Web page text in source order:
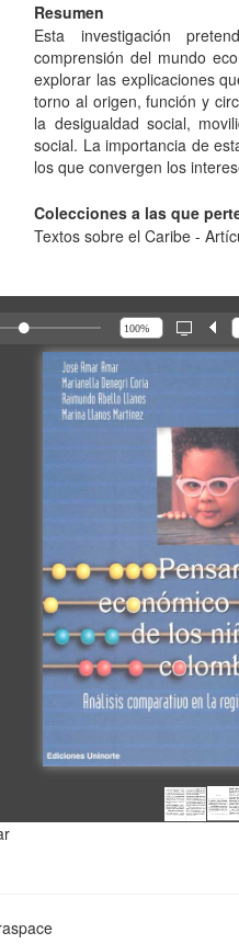
Resumen
Esta investigación
comprensión del mundo
explorar las explicaciones
torno al origen, función y
la desigualdad social,
social. La importancia de
los que convergen los
Colecciones a las que
Textos sobre el Caribe -